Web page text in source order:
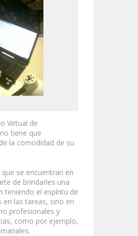
Virtual de
tiene que
la comodidad de su
se encuentran en
de brindarles una
teniendo el espíritu de
en las tareas, sino en
profesionales y
como por ejemplo,